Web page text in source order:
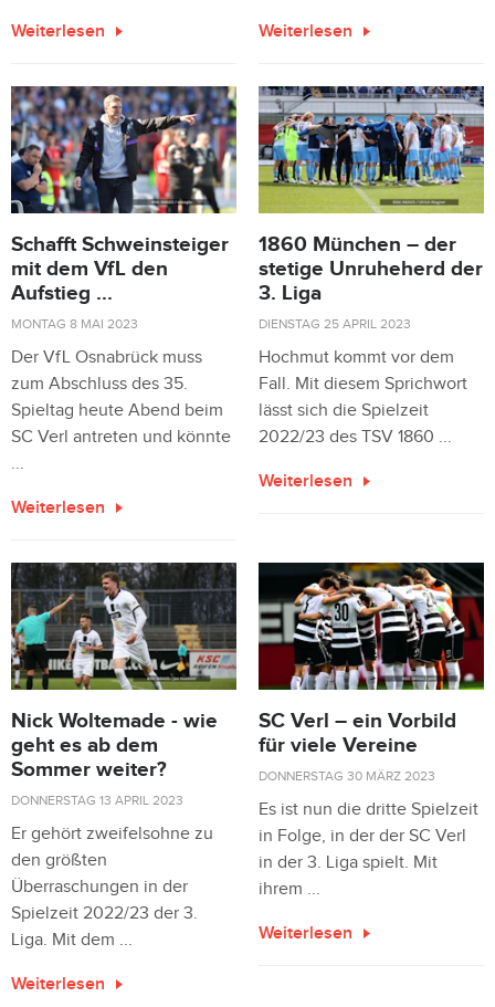
Weiterlesen Weiterlesen
Schafft Schweinsteiger
mit dem VfL den
Aufstieg ...
MONTAG 8 MAI 2023
Der VfL Osnabrück muss
zum Abschluss des 35.
Spieltag heute Abend beim
SC Verl antreten und könnte
...
Weiterlesen
1860 München – der
stetige Unruheherd der
3. Liga
DIENSTAG 25 APRIL 2023
Hochmut kommt vor dem
Fall. Mit diesem Sprichwort
lässt sich die Spielzeit
2022/23 des TSV 1860 ...
Weiterlesen
Nick Woltemade - wie
geht es ab dem
Sommer weiter?
DONNERSTAG 13 APRIL 2023
Er gehört zweifelsohne zu
den größten
Überraschungen in der
Spielzeit 2022/23 der 3.
Liga. Mit dem ...
Weiterlesen
SC Verl – ein Vorbild
für viele Vereine
DONNERSTAG 30 MÄRZ 2023
Es ist nun die dritte Spielzeit
in Folge, in der der SC Verl
in der 3. Liga spielt. Mit
ihrem ...
Weiterlesen